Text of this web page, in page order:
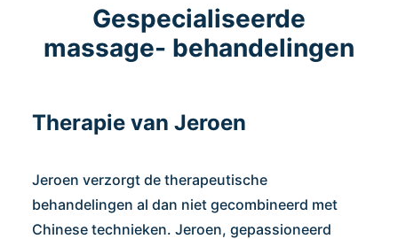
Gespecialiseerde
massage- behandelingen
Therapie van Jeroen
Jeroen verzorgt de therapeutische
behandelingen al dan niet gecombineerd met
Chinese technieken. Jeroen, gepassioneerd